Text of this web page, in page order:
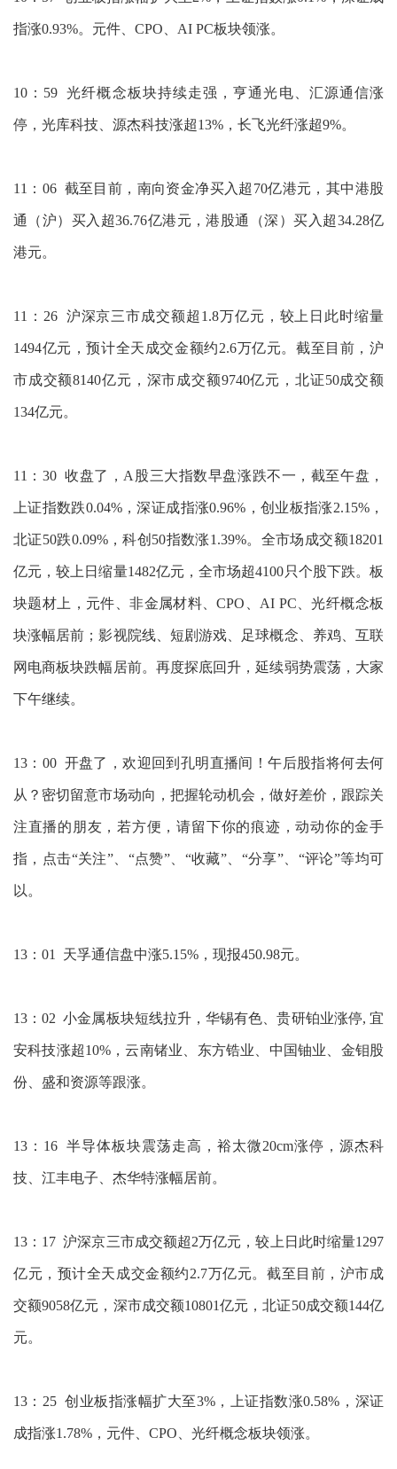
指涨0.93%。元件、CPO、AI PC板块领涨。
10：59 光纤概念板块持续走强，亨通光电、汇源通信涨
停，光库科技、源杰科技涨超13%，长飞光纤涨超9%。
11：06 截至目前，南向资金净买入超70亿港元，其中港股
通（沪）买入超36.76亿港元，港股通（深）买入超34.28亿
港元。
11：26 沪深京三市成交额超1.8万亿元，较上日此时缩量
1494亿元，预计全天成交金额约2.6万亿元。截至目前，沪
市成交额8140亿元，深市成交额9740亿元，北证50成交额
134亿元。
11：30 收盘了，A股三大指数早盘涨跌不一，截至午盘，
上证指数跌0.04%，深证成指涨0.96%，创业板指涨2.15%，
北证50跌0.09%，科创50指数涨1.39%。全市场成交额18201
亿元，较上日缩量1482亿元，全市场超4100只个股下跌。板
块题材上，元件、非金属材料、CPO、AI PC、光纤概念板
块涨幅居前；影视院线、短剧游戏、足球概念、养鸡、互联
网电商板块跌幅居前。再度探底回升，延续弱势震荡，大家
下午继续。
13：00 开盘了，欢迎回到孔明直播间！午后股指将何去何
从？密切留意市场动向，把握轮动机会，做好差价，跟踪关
注直播的朋友，若方便，请留下你的痕迹，动动你的金手
指，点击“关注”、“点赞”、“收藏”、“分享”、“评论”等均可
以。
13：01 天孚通信盘中涨5.15%，现报450.98元。
13：02 小金属板块短线拉升，华锡有色、贵研铂业涨停, 宜
安科技涨超10%，云南锗业、东方锆业、中国铀业、金钼股
份、盛和资源等跟涨。
13：16 半导体板块震荡走高，裕太微20cm涨停，源杰科
技、江丰电子、杰华特涨幅居前。
13：17 沪深京三市成交额超2万亿元，较上日此时缩量1297
亿元，预计全天成交金额约2.7万亿元。截至目前，沪市成
交额9058亿元，深市成交额10801亿元，北证50成交额144亿
元。
13：25 创业板指涨幅扩大至3%，上证指数涨0.58%，深证
成指涨1.78%，元件、CPO、光纤概念板块领涨。